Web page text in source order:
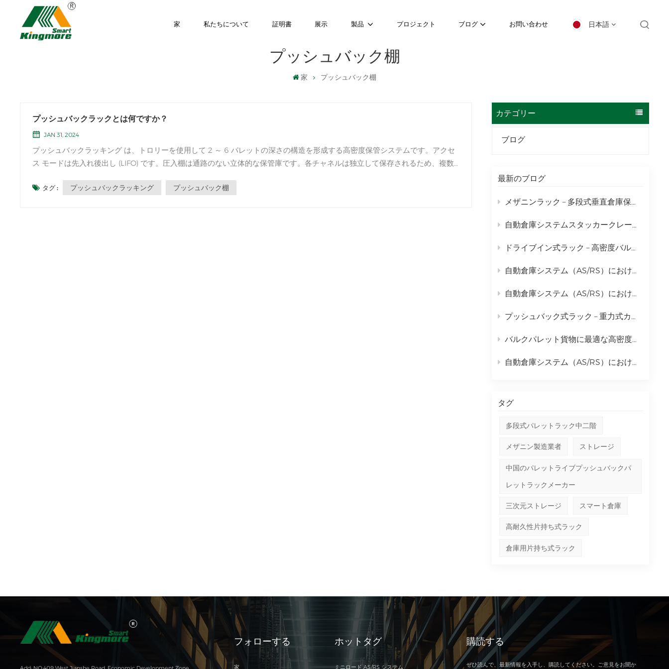
家 私たちについて 証明書 展示 製品 プロジェクト ブログ お問い合わせ 日本語
العربية
português
中文
русский
プッシュバック棚
家 プッシュバック棚
カテゴリー
ブログ
最新のブログ
メザニンラック – 多段式垂直倉庫保管ソリューション
自動倉庫システムスタッカークレーンの完全な日常保守計画
ドライブイン式ラック – 高密度バルクパレット保管ソリューション
自動倉庫システム（AS/RS）におけるスタッカークレーンの包括的な活用事例
自動倉庫システム（AS/RS）におけるスタッカークレーンの役割と包括的なコスト分析
プッシュバック式ラック – 重力式カートによる高密度保管ソリューション
バルクパレット貨物に最適な高密度保管ラックとは？ | キングモア・ドライブイン・ラッキング
自動倉庫システム（AS/RS）におけるスタッカークレーンの役割分析
タグ
多段式パレットラック中二階
メザニン製造業者 ストレージ
中国のパレットライブプッシュバックパ
レットラックメーカー
三次元ストレージ スマート倉庫
高耐久性片持ち式ラック
倉庫用片持ち式ラック
プッシュバックラックとは何ですか？
JAN 31, 2024
プッシュバックラッキング は、トロリーを使用して 2 ～ 6 パレットの深さの構造を形成する高密度保管システムです。アクセ
ス モードは先入れ後出し (LIFO) です。圧入棚は通路のない立体的な保管庫です。各チャネルは独立して保存されるため、複数
タグ : プッシュバックラッキング プッシュバック棚
フォローする
家
ホットタグ
ミニロード AS/RS システム
購読する
ぜひ読んで、最新情報を入手し、購読してください。ご意見をお聞か